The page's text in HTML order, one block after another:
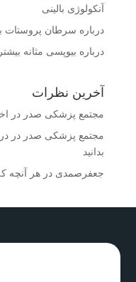
آنکولوژی بالینی
درباره سرطان پروستات
درباره بیوپسی مثانه
آخرین نظرات
مجتمع پزشکی صدر در
مجتمع پزشکی صدر در
بدانید
جعفرصمدی در هر آنچه